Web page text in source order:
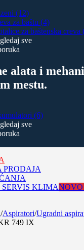
(12)
za baštu (4)
za baštenska creva
sve
alata i
mestu.
(6)
sve
KLIMA
/Aspiratori/Ugradni
749 IX